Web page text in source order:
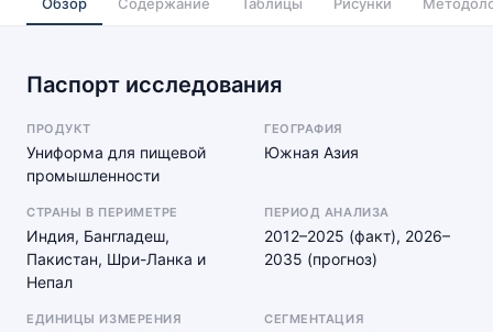
Паспорт исследования
ПРОДУКТ
Униформа для пищевой
промышленности
ГЕОГРАФИЯ
Южная Азия
СТРАНЫ В ПЕРИМЕТРЕ
Индия, Бангладеш,
Пакистан, Шри-Ланка и
Непал
ПЕРИОД АНАЛИЗА
2012–2025 (факт), 2026–
2035 (прогноз)
ЕДИНИЦЫ ИЗМЕРЕНИЯ СЕГМЕНТАЦИЯ